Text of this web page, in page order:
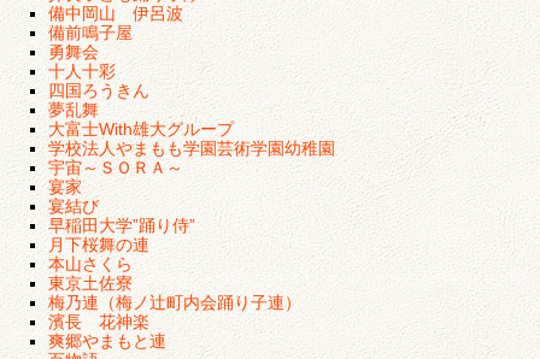
備中岡山 伊呂波
備前鳴子屋
勇舞会
十人十彩
四国ろうきん
夢乱舞
大富士With雄大グループ
学校法人やまもも学園芸術学園幼稚園
宇宙～ＳＯＲＡ～
宴家
宴結び
早稲田大学”踊り侍”
月下桜舞の連
本山さくら
東京土佐寮
梅乃連（梅ノ辻町内会踊り子連）
濱長 花神楽
爽郷やまもと連